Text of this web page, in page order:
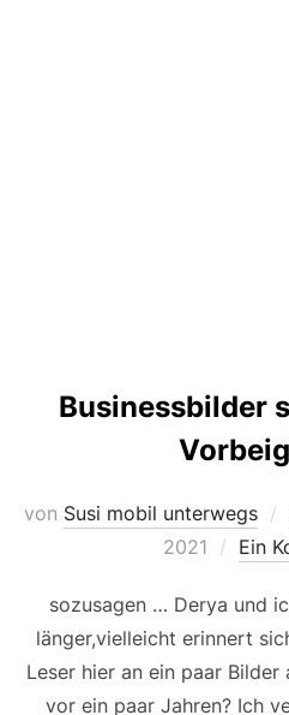
Businessbilder
von Susi mobil unterwegs
2021
Ein
sozusagen … Derya und
länger,vielleicht erinnert
Leser hier an ein paar
vor ein paar Jahren? Ich